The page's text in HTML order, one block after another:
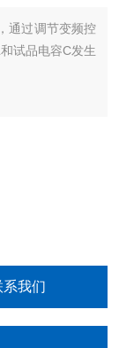
通过调节变频控
试品电容C发生
系我们